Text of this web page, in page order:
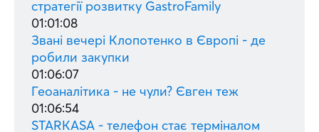
стратегії розвитку GastroFamily
01:01:08
Звані вечері Клопотенко в Європі - де
робили закупки
01:06:07
Геоаналітика - не чули? Євген теж
01:06:54
STARKASA - телефон стає терміналом